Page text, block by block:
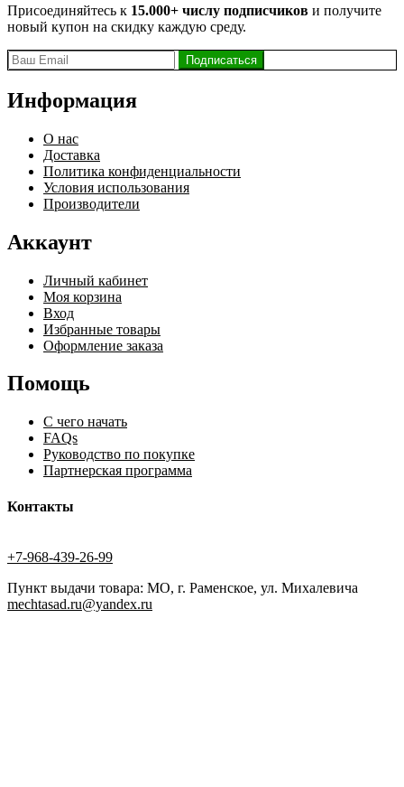
Присоединяйтесь к 15.000+ числу подписчиков и получите
новый купон на скидку каждую среду.
Информация
О нас
Доставка
Политика конфиденциальности
Условия использования
Производители
Аккаунт
Личный кабинет
Моя корзина
Вход
Избранные товары
Оформление заказа
Помощь
С чего начать
FAQs
Руководство по покупке
Партнерская программа
Контакты
+7-968-439-26-99
Пункт выдачи товара: МО, г. Раменское, ул. Михалевича
mechtasad.ru@yandex.ru